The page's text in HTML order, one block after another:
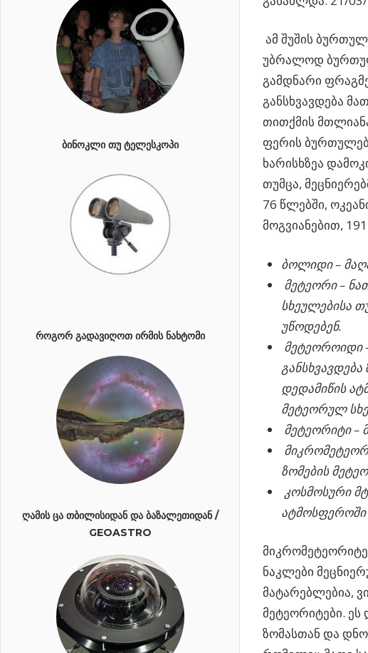
ამ შუშის
უბრალოდ
გამდნარი
განსხვავდება
თითქმის
ფერის
ხარისხზეა
თუმცა,
76 წლებში,
მოგვიანებით,
ბოლიდი –
მეტეორი –
სხეულებისა
უწოდებენ.
მეტეოროიდი
დედამიწის
მეტეორულ
მეტეორიტი –
ზომების
კოსმოსური
ატმოსფეროში
ნაკლები
მატარებლებია,
მეტეორიტები. ეს
ზომასთან და
ᲑᲘᲜᲝᲙᲚᲘ ᲗᲣ ᲢᲔᲚᲔᲡᲙᲝᲞᲘ
ᲠᲝᲒᲝᲠ ᲒᲐᲓᲐᲕᲘᲦᲝᲗ ᲘᲠᲛᲘᲡ ᲜᲐᲮᲢᲝᲛᲘ
ᲦᲐᲛᲘᲡ ᲪᲐ ᲗᲑᲘᲚᲘᲡᲘᲓᲐᲜ ᲓᲐ ᲑᲐᲖᲐᲚᲔᲗᲘᲓᲐᲜ /
GEOASTRO